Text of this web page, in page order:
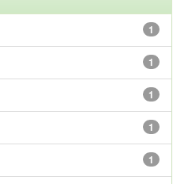
1
1
1
1
1